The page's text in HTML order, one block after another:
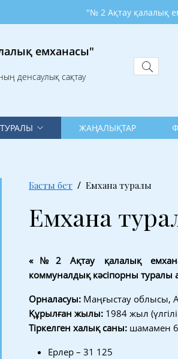
"№ 2 Ақтау қалалық
емханасы"
денсаулық сақтау
ЖАҢАЛЫҚТАР
Басты бет Емхана туралы
Емхана
«№2 Ақтау қалалық
коммуналдық кәсіпорны туралы
Орналасуы: Маңғыстау облысы,
Құрылған жылы: 1984 жыл
Тіркелген халық саны: шамамен
Ерлер – 31 125